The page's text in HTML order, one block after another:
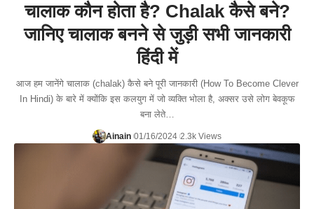
चालाक कौन होता है? Chalak कैसे बने?
जानिए चालाक बनने से जुड़ी सभी जानकारी
हिंदी में
आज हम जानेंगे चालाक (chalak) कैसे बने पूरी जानकारी (How To Become Clever
In Hindi) के बारे में क्योंकि इस कलयुग में जो व्यक्ति भोला है, अक्सर उसे लोग बेवकूफ
बना लेते…
Ainain 01/16/2024 2.3k Views